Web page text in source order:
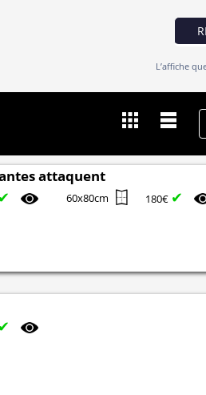
L’affiche
attaquent
✔ 60x80cm 180€ ✔
✔